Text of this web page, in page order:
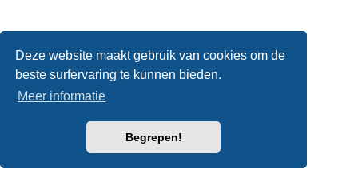
Deze website maakt gebruik van cookies om de
beste surfervaring te kunnen bieden.
Meer informatie
Begrepen!